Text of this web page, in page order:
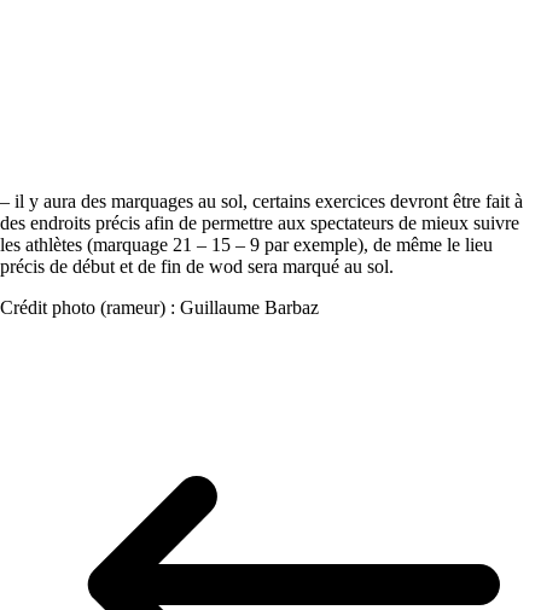
– il y aura des marquages au sol, certains exercices devront être fait à
des endroits précis afin de permettre aux spectateurs de mieux suivre
les athlètes (marquage 21 – 15 – 9 par exemple), de même le lieu
précis de début et de fin de wod sera marqué au sol.
Crédit photo (rameur) : Guillaume Barbaz